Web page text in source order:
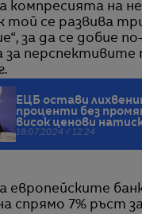
компресията на
той се развива
за да се добие
за перспективите
ЕЦБ остави
проценти без
висок ценови
18.07.2024 / 12:24
европейските
спрямо 7% ръст